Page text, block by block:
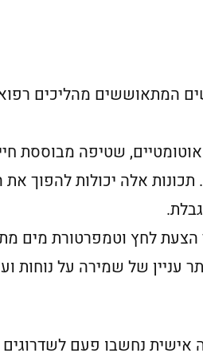
המתאוששים מהליכים
שטיפה מבוססת
אלה יכולות להפוך
הצעת לחץ וטמפרטורת מים
עניין של שמירה על נוחות
אישית נחשבו פעם לשדרוגים